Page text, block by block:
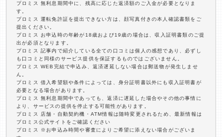
プロミス 無利息期間中に、残高に応じた返済額のご入金が必要となりま
す。
プロミス 運転免許証を提出できない方は、顔写真付きの本人確認書類をご
提出ください。
プロミス お申込時の年齢が18歳および19歳の場合は、収入証明書類のご提
出が必須となります。
プロミス 記事内で紹介している全ての口コミは個人の感想であり、必ずし
も口コミと同様のサービス提供を保証するものではございません。
プロミス WEB完結で申込み、返済遅延しない場合は郵送物が発生しませ
ん。
プロミス 借入希望額や条件によっては、身分証明書以外にも収入証明書が
必要となる場合があります。
プロミス 無利息期間中であっても、返済に遅延した場合やその他の事情に
より、サービスの提供を停止する可能性があります。
プロミス 店舗・自動契約機・ATM情報は随時変更されるため、最新情報は
プロミス公式サイトをご確認ください
プロミス ※お申込み時間や審査によりご希望に添えない場合がございま